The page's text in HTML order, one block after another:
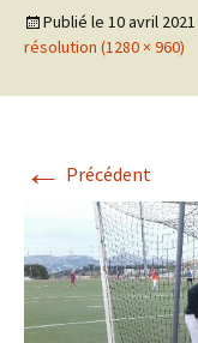
Publié le 10 avril 2021
résolution (1280 × 960)
← Précédent